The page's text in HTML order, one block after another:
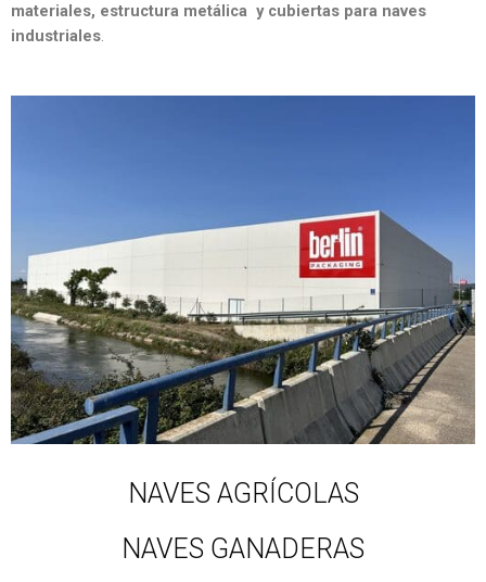
materiales, estructura metálica y cubiertas para naves
industriales.
NAVES AGRÍCOLAS
NAVES GANADERAS